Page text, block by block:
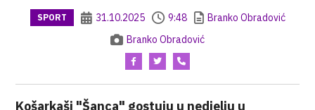
SPORT 31.10.2025 9:48
Branko Obradović
Branko Obradović
Košarkaši "Šanca" gostuju u nedjelju u